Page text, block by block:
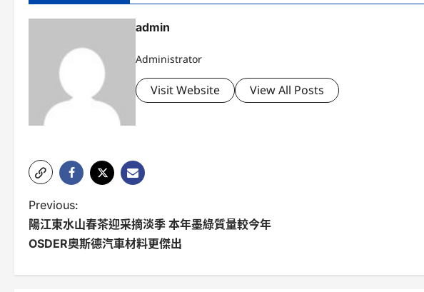
admin
Administrator
Visit Website View All Posts
P
o
Previous:
陽江東水山春茶迎采摘淡季 本年墨綠質量較今年
OSDER奧斯德汽車材料更傑出